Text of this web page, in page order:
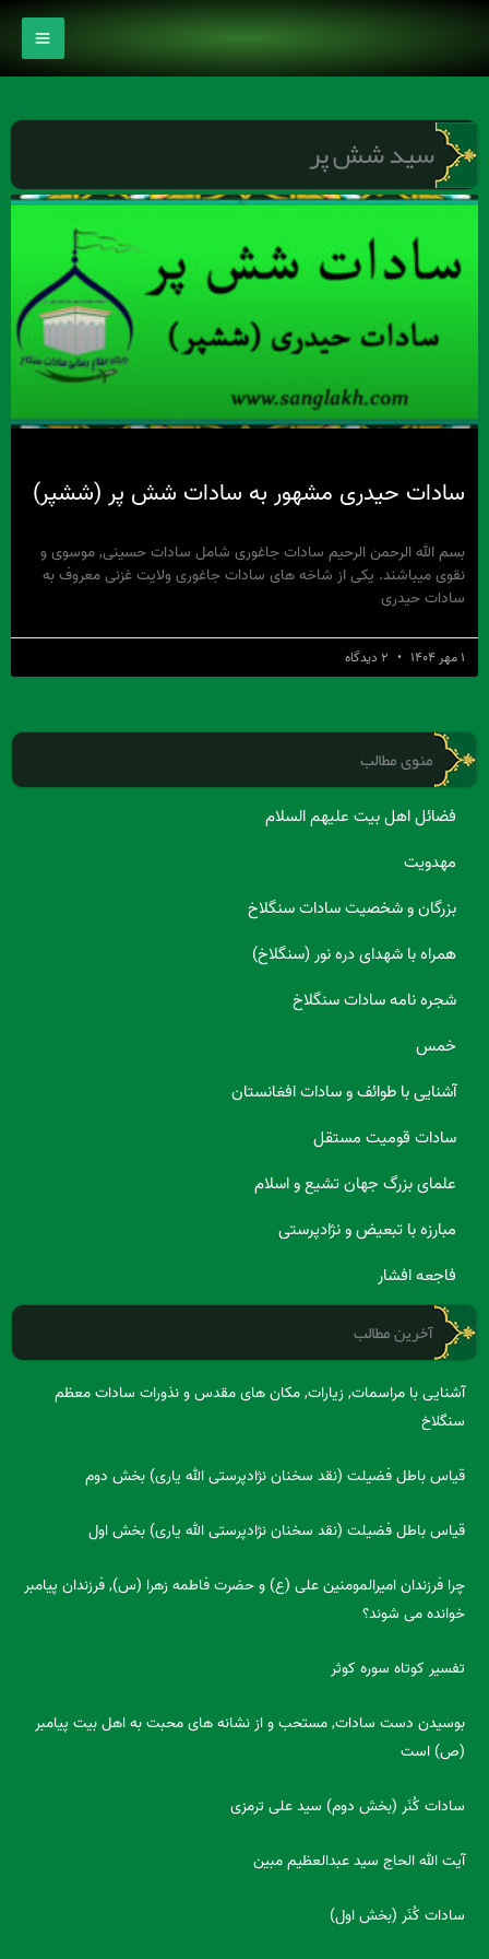
محتوا
سید شش پر
سادات حیدری مشهور به سادات شش پر (ششپر)
بسم الله الرحمن الرحیم سادات جاغوری شامل سادات حسینی, موسوی و
نقوی میباشند. یکی از شاخه های سادات جاغوری ولایت غزنی معروف به
سادات حیدری
۱ مهر ۱۴۰۴
منوی مطالب
فضائل اهل بیت علیهم السلام
مهدویت
بزرگان و شخصیت سادات سنگلاخ
همراه با شهدای دره نور (سنگلاخ)
شجره نامه سادات سنگلاخ
خمس
آشنایی با طوائف و سادات افغانستان
سادات قومیت مستقل
علمای بزرگ جهان تشیع و اسلام
مبارزه با تبعیض و نژادپرستی
فاجعه افشار
آخرین مطالب
آشنایی با مراسمات, زیارات, مکان های مقدس و نذورات سادات معظم
سنگلاخ
قیاس باطل فضیلت (نقد سخنان نژادپرستی الله یاری) بخش دوم
قیاس باطل فضیلت (نقد سخنان نژادپرستی الله یاری) بخش اول
چرا فرزندان امیرالمومنین علی (ع) و حضرت فاطمه زهرا (س), فرزندان پیامبر
خوانده می شوند؟
تفسیر کوتاه سوره کوثر
بوسیدن دست سادات, مستحب و از نشانه های محبت به اهل بیت پیامبر
(ص) است
سادات کُنَر (بخش دوم) سید علی ترمزی
آیت الله الحاج سید عبدالعظیم مبین
سادات کُنَر (بخش اول)